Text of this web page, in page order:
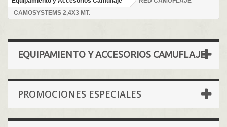
CAMOSYSTEMS 2,4X3 MT.
EQUIPAMIENTO Y ACCESORIOS CAMUFLAJE
PROMOCIONES ESPECIALES